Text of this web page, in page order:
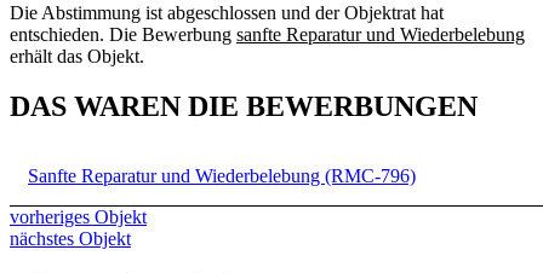
Die Abstimmung ist abgeschlossen und der Objektrat hat
entschieden. Die Bewerbung sanfte Reparatur und Wiederbelebung
erhält das Objekt.
DAS WAREN DIE BEWERBUNGEN
Sanfte Reparatur und Wiederbelebung (RMC-796)
vorheriges Objekt
nächstes Objekt